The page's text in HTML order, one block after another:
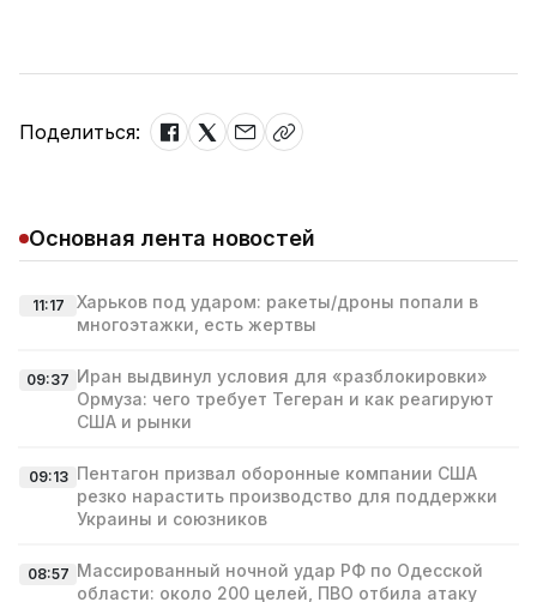
Поделиться:
Основная лента новостей
11:17
Харьков под ударом: ракеты/дроны попали в
многоэтажки, есть жертвы
09:37 Иран выдвинул условия для «разблокировки»
Ормуза: чего требует Тегеран и как реагируют
США и рынки
09:13 Пентагон призвал оборонные компании США
резко нарастить производство для поддержки
Украины и союзников
08:57 Массированный ночной удар РФ по Одесской
области: около 200 целей, ПВО отбила атаку